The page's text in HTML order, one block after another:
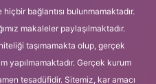
bağlantısı bulunmamaktadır.
makaleler paylaşılmaktadır.
taşımamakta olup, gerçek
yapılmamaktadır. Gerçek kurum
tesadüfidir. Sitemiz, kar amacı